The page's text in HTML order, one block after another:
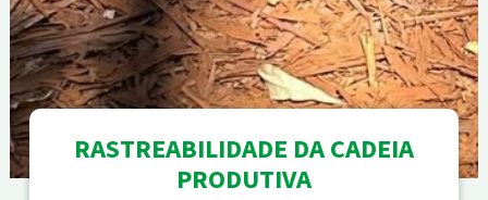
RASTREABILIDADE DA CADEIA
PRODUTIVA